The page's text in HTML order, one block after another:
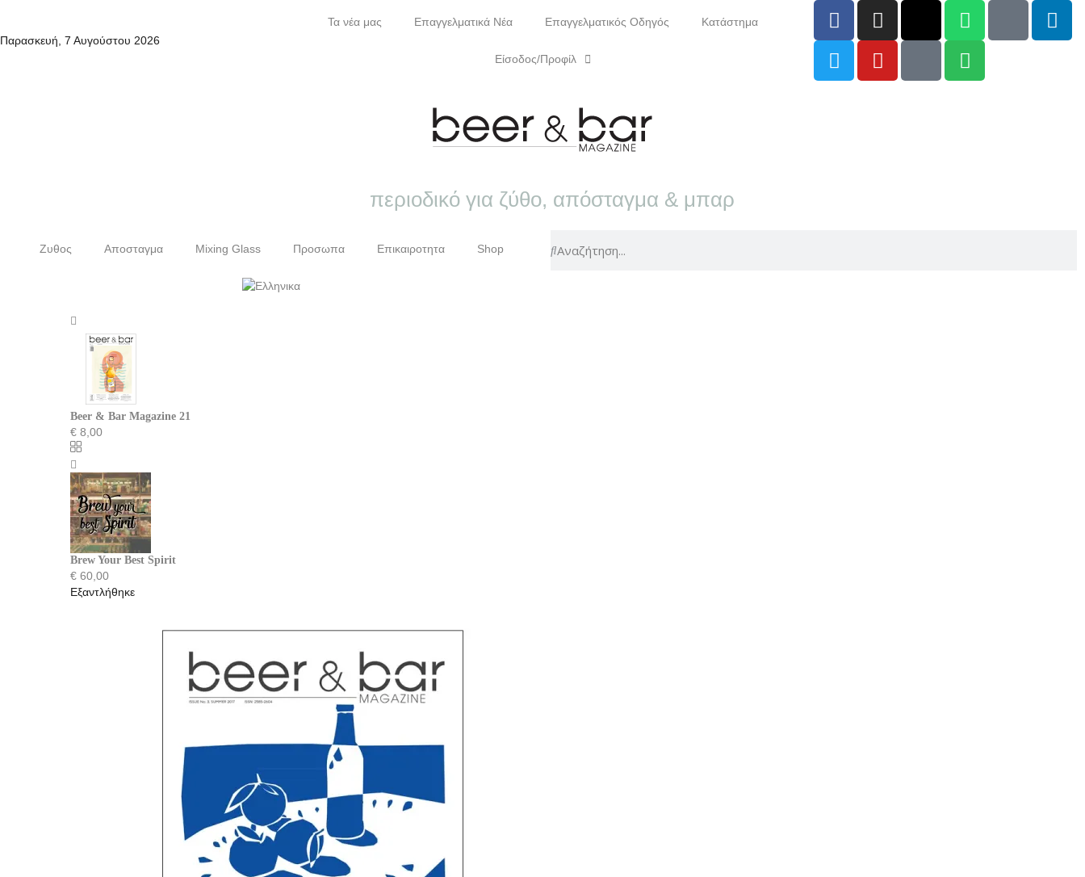
Παρασκευή, 7 Αυγούστου 2026
Τα νέα μας Επαγγελματικά Νέα Επαγγελματικός Οδηγός Κατάστημα
Είσοδος/Προφίλ
περιοδικό για ζύθο, απόσταγμα & μπαρ
Ζυθος Αποσταγμα Mixing Glass Προσωπα Επικαιροτητα Shop
Beer & Bar Magazine 21
€ 8,00
Brew Your Best Spirit
€ 60,00
Εξαντλήθηκε